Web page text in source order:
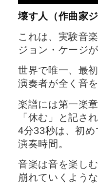
壊す人（作曲家
これは、実験音
ジョン・ケージ
世界で唯一、最
演奏者が全く音
楽譜には第一楽
「休む」と記さ
4分33秒は、初
演奏時間。
音楽は音を楽し
崩れていくよう